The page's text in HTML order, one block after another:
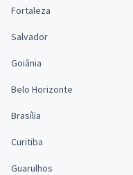
Fortaleza
Salvador
Goiânia
Belo Horizonte
Brasília
Curitiba
Guarulhos